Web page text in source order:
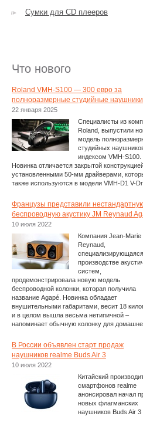
Сумки для CD плееров
Что нового
Roland VMH-S100 — 300 евро за
полноразмерные студийные
22 января 2025
Специалисты из
Roland, выпустили
модель
студийных
индексом VMH-S100.
Новинка отличается закрытой
установленными 50-мм драйверами,
также используются в модели VMH-D1 V-
Французы представили
беспроводную акустику JM Reynaud
10 июля 2022
Компания Jean-Marie
Reynaud,
производстве
систем,
продемонстрировала новую модель
беспроводной колонки, которая получила
название Agapé. Новинка обладает
внушительными габаритами, весит 18
и в целом вышла весьма нетипичной –
напоминает обычную колонку для
В России объявлен старт продаж
наушников realme Buds Air 3
10 июля 2022
Китайский
смартфонов realme
анонсировал начал
новых флагманских
наушников Buds Air 3